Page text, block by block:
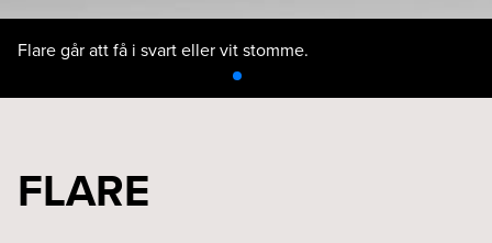
Flare går att få i svart eller vit stomme.
FLARE